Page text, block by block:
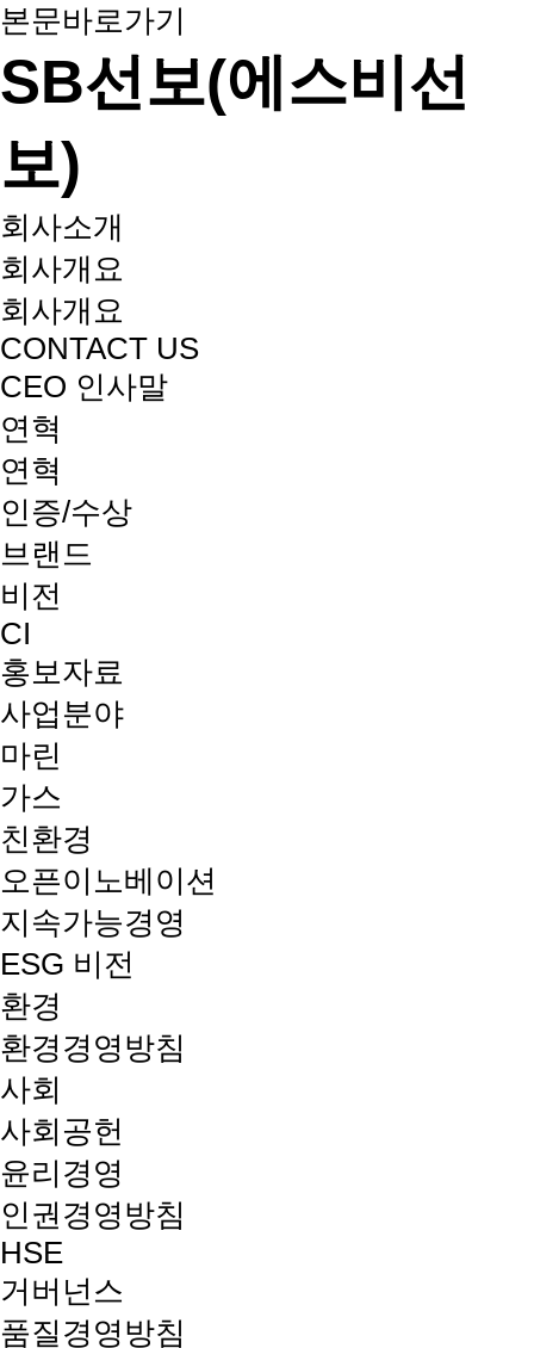
본문바로가기
SB선보(에스비선
보)
회사소개
회사개요
회사개요
CONTACT US
CEO 인사말
연혁
연혁
인증/수상
브랜드
비전
CI
홍보자료
사업분야
마린
가스
친환경
오픈이노베이션
지속가능경영
ESG 비전
환경
환경경영방침
사회
사회공헌
윤리경영
인권경영방침
HSE
거버넌스
품질경영방침